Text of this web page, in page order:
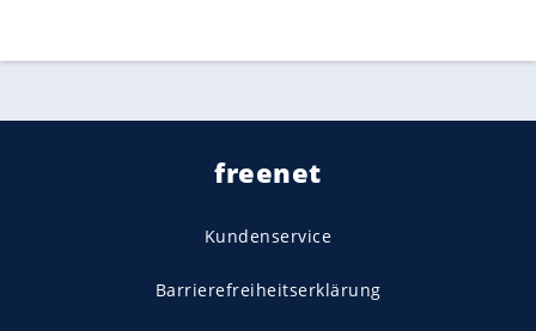
freenet
Kundenservice
Barrierefreiheitserklärung